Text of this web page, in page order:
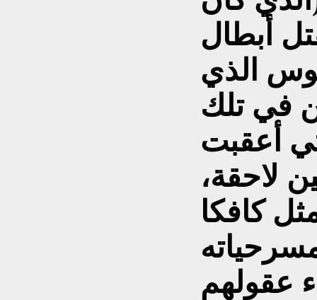
أبطال
الذي
في تلك
أعقبت
لاحقة،
كافكا
عقولهم